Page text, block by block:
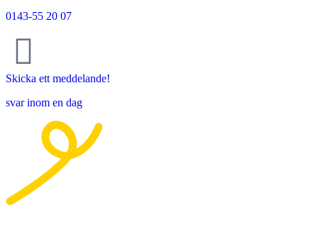
0143-55 20 07
Skicka ett meddelande!
svar inom en dag